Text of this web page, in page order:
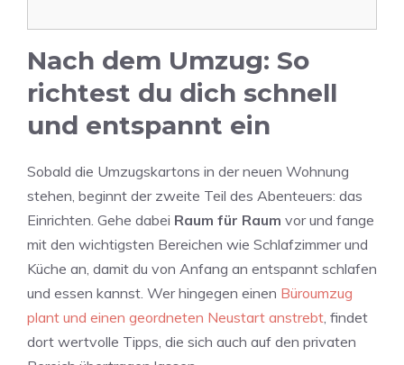
Nach dem Umzug: So
richtest du dich schnell
und entspannt ein
Sobald die Umzugskartons in der neuen Wohnung
stehen, beginnt der zweite Teil des Abenteuers: das
Einrichten. Gehe dabei Raum für Raum vor und fange
mit den wichtigsten Bereichen wie Schlafzimmer und
Küche an, damit du von Anfang an entspannt schlafen
und essen kannst. Wer hingegen einen Büroumzug
plant und einen geordneten Neustart anstrebt, findet
dort wertvolle Tipps, die sich auch auf den privaten